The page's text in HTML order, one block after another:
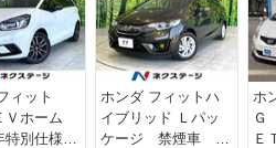
ィット
Ｖホーム
特別仕様
ホンダ フィットハ
イブリッド Ｌパッ
ケージ 禁煙車 純
ホ
Ｇ
Ｅ